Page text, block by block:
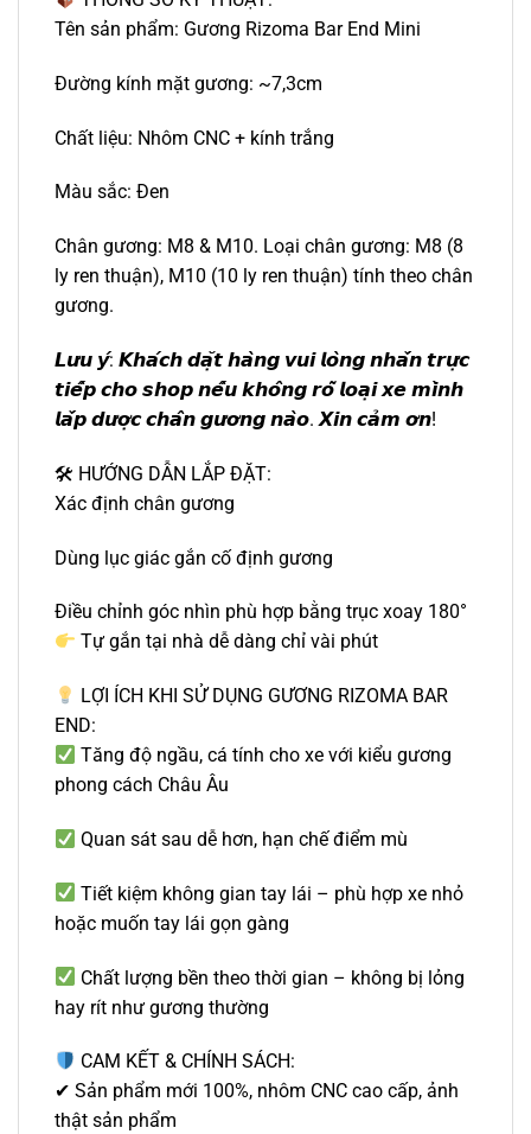
Tên sản phẩm: Gương Rizoma Bar End Mini
Đường kính mặt gương: ~7,3cm
Chất liệu: Nhôm CNC + kính trắng
Màu sắc: Đen
Chân gương: M8 & M10. Loại chân gương: M8 (8
ly ren thuận), M10 (10 ly ren thuận) tính theo chân
gương.
𝙇𝙪̛𝙪 𝙮́: 𝙆𝙝𝙖́𝙘𝙝 𝙙𝙖̣̆𝙩 𝙝𝙖̀𝙣𝙜 𝙫𝙪𝙞 𝙡𝙤̀𝙣𝙜 𝙣𝙝𝙖̆́𝙣 𝙩𝙧𝙪̛̣𝙘
𝙩𝙞𝙚̂́𝙥 𝙘𝙝𝙤 𝙨𝙝𝙤𝙥 𝙣𝙚̂́𝙪 𝙠𝙝𝙤̂𝙣𝙜 𝙧𝙤̃ 𝙡𝙤𝙖̣𝙞 𝙭𝙚 𝙢𝙞̀𝙣𝙝
𝙡𝙖̆́𝙥 𝙙𝙪̛𝙤̛̣𝙘 𝙘𝙝𝙖̂𝙣 𝙜𝙪̛𝙤̛𝙣𝙜 𝙣𝙖̀𝙤. 𝙓𝙞𝙣 𝙘𝙖̉𝙢 𝙤̛𝙣!
🛠 HƯỚNG DẪN LẮP ĐẶT:
Xác định chân gương
Dùng lục giác gắn cố định gương
Điều chỉnh góc nhìn phù hợp bằng trục xoay 180°
Tự gắn tại nhà dễ dàng chỉ vài phút
LỢI ÍCH KHI SỬ DỤNG GƯƠNG RIZOMA BAR
END:
Tăng độ ngầu, cá tính cho xe với kiểu gương
phong cách Châu Âu
Quan sát sau dễ hơn, hạn chế điểm mù
Tiết kiệm không gian tay lái – phù hợp xe nhỏ
hoặc muốn tay lái gọn gàng
Chất lượng bền theo thời gian – không bị lỏng
hay rít như gương thường
CAM KẾT & CHÍNH SÁCH:
✔ Sản phẩm mới 100%, nhôm CNC cao cấp, ảnh
thật sản phẩm